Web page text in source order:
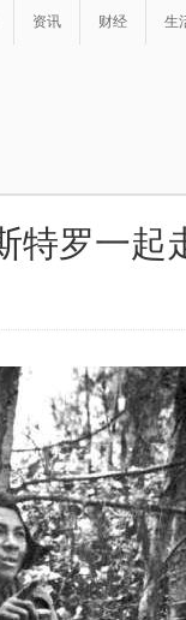
资讯 财经 生
特罗一起